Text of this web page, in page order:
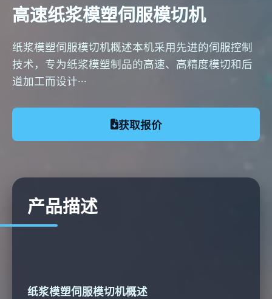
高速纸浆模塑伺服模切机
纸浆模塑伺服模切机概述本机采用先进的伺服控制
技术，专为纸浆模塑制品的高速、高精度模切和后
道加工而设计···
获取报价
产品描述
纸浆模塑伺服模切机概述